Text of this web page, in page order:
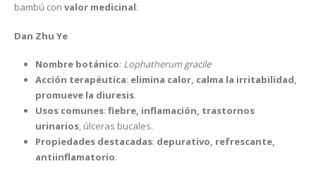
bambú con valor medicinal:
Dan Zhu Ye
Nombre botánico: Lophatherum gracile
Acción terapéutica: elimina calor, calma la irritabilidad,
promueve la diuresis.
Usos comunes: fiebre, inflamación, trastornos
urinarios, úlceras bucales.
Propiedades destacadas: depurativo, refrescante,
antiinflamatorio.